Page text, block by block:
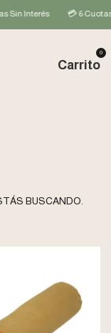
Sin Interés 💳 6 Cuotas
Carrito
0
BUSCANDO.